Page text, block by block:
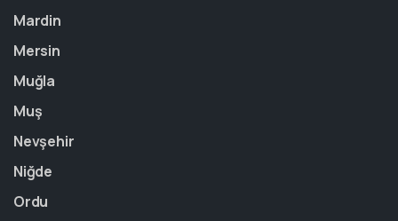
Mardin
Mersin
Muğla
Muş
Nevşehir
Niğde
Ordu